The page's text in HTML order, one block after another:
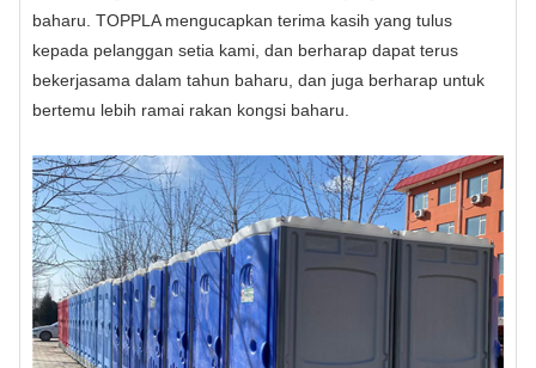
baharu. TOPPLA mengucapkan terima kasih yang tulus
kepada pelanggan setia kami, dan berharap dapat terus
bekerjasama dalam tahun baharu, dan juga berharap untuk
bertemu lebih ramai rakan kongsi baharu.